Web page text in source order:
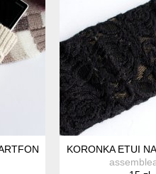
AŻUR HANDMADE
KORONKA ETUI